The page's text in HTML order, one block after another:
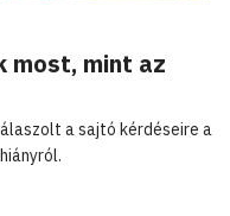
most, mint az
a sajtó kérdéseire a